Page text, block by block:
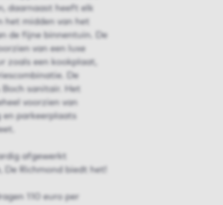
daarnaast heeft elk
midden van het
de fijne binnentuin. De
van een luxe
zoals een kookplaat,
De
sanitair. Het
voorzien van
en parkeerplaats
afgewerkt
Richmond biedt het!
110 euro per